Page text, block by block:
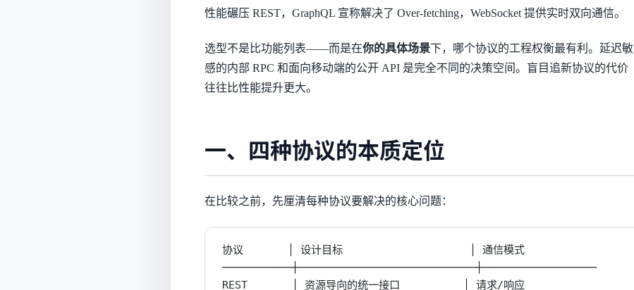
性能碾压 REST，GraphQL 宣称解决了 Over-fetching，WebSocket 提供实时双向通信。
选型不是比功能列表——而是在你的具体场景下，哪个协议的工程权衡最有利。延迟敏
感的内部 RPC 和面向移动端的公开 API 是完全不同的决策空间。盲目追新协议的代价
往往比性能提升更大。
一、四种协议的本质定位
在比较之前，先厘清每种协议要解决的核心问题：
协议       │ 设计目标                    │ 通信模式
───────────┼────────────────────────────┼──────────────────
REST       │ 资源导向的统一接口          │ 请求/响应